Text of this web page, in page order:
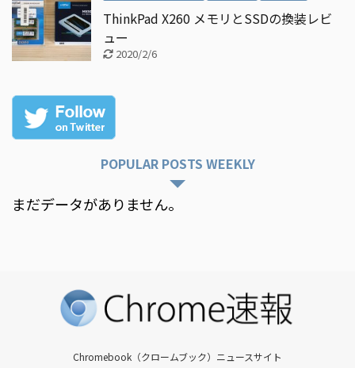
ThinkPad X260 メモリとSSDの換装レビ
ュー
2020/2/6
POPULAR POSTS WEEKLY
まだデータがありません。
Chromebook（クロームブック）ニュースサイト